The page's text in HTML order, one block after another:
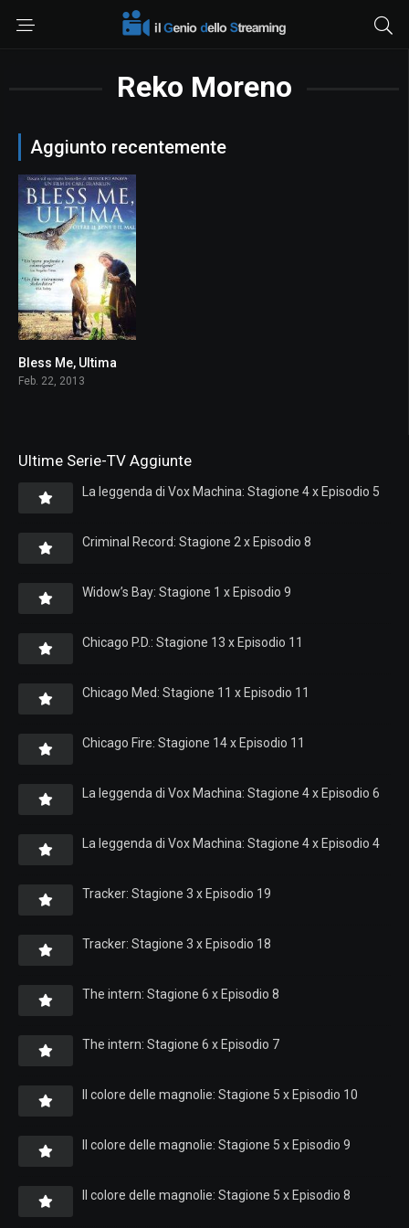
Reko Moreno
Aggiunto recentemente
6.4
Bless Me, Ultima
Feb. 22, 2013
Ultime Serie-TV Aggiunte
La leggenda di Vox Machina: Stagione 4 x Episodio 5
Criminal Record: Stagione 2 x Episodio 8
Widow’s Bay: Stagione 1 x Episodio 9
Chicago P.D.: Stagione 13 x Episodio 11
Chicago Med: Stagione 11 x Episodio 11
Chicago Fire: Stagione 14 x Episodio 11
La leggenda di Vox Machina: Stagione 4 x Episodio 6
La leggenda di Vox Machina: Stagione 4 x Episodio 4
Tracker: Stagione 3 x Episodio 19
Tracker: Stagione 3 x Episodio 18
The intern: Stagione 6 x Episodio 8
The intern: Stagione 6 x Episodio 7
Il colore delle magnolie: Stagione 5 x Episodio 10
Il colore delle magnolie: Stagione 5 x Episodio 9
Il colore delle magnolie: Stagione 5 x Episodio 8